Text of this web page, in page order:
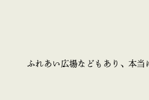
ふれあい広場などもあり、本当